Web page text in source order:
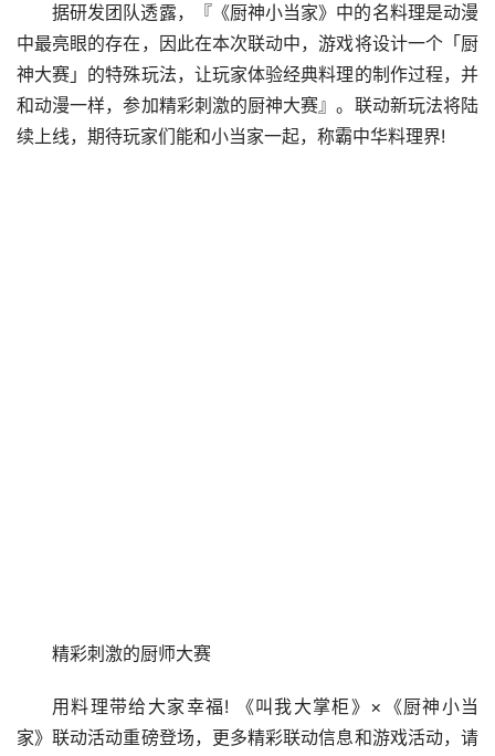
据研发团队透露，『《厨神小当家》中的名料理是动漫
中最亮眼的存在，因此在本次联动中，游戏将设计一个「厨
神大赛」的特殊玩法，让玩家体验经典料理的制作过程，并
和动漫一样，参加精彩刺激的厨神大赛』。联动新玩法将陆
续上线，期待玩家们能和小当家一起，称霸中华料理界!
精彩刺激的厨师大赛
用料理带给大家幸福! 《叫我大掌柜》×《厨神小当
家》联动活动重磅登场，更多精彩联动信息和游戏活动，请